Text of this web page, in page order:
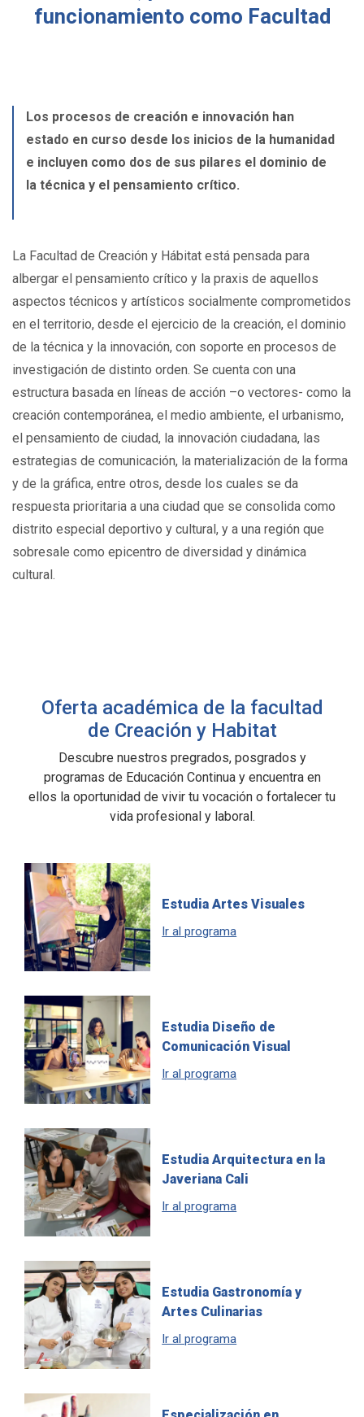
funcionamiento como Facultad
Los procesos de creación e innovación han
estado en curso desde los inicios de la humanidad
e incluyen como dos de sus pilares el dominio de
la técnica y el pensamiento crítico.
La Facultad de Creación y Hábitat está pensada para
albergar el pensamiento crítico y la praxis de aquellos
aspectos técnicos y artísticos socialmente comprometidos
en el territorio, desde el ejercicio de la creación, el dominio
de la técnica y la innovación, con soporte en procesos de
investigación de distinto orden. Se cuenta con una
estructura basada en líneas de acción –o vectores- como la
creación contemporánea, el medio ambiente, el urbanismo,
el pensamiento de ciudad, la innovación ciudadana, las
estrategias de comunicación, la materialización de la forma
y de la gráfica, entre otros, desde los cuales se da
respuesta prioritaria a una ciudad que se consolida como
distrito especial deportivo y cultural, y a una región que
sobresale como epicentro de diversidad y dinámica
cultural.
Oferta académica de la facultad
de Creación y Habitat
Descubre nuestros pregrados, posgrados y
programas de Educación Continua y encuentra en
ellos la oportunidad de vivir tu vocación o fortalecer tu
vida profesional y laboral.
Estudia Artes Visuales
Ir al programa
Estudia Diseño de
Comunicación Visual
Ir al programa
Estudia Arquitectura en la
Javeriana Cali
Ir al programa
Estudia Gastronomía y
Artes Culinarias
Ir al programa